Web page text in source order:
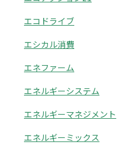
エコドライブ
エシカル消費
エネファーム
エネルギーシステム
エネルギーマネジメント
エネルギーミックス